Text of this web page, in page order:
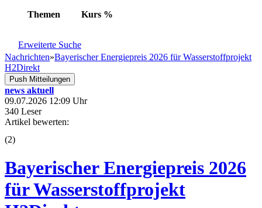
Themen Kurs %
Erweiterte Suche
Nachrichten»Bayerischer Energiepreis 2026 für Wasserstoffprojekt
H2Direkt
Push Mitteilungen
news aktuell
09.07.2026 12:09 Uhr
340 Leser
Artikel bewerten:
(2)
Bayerischer Energiepreis 2026
für Wasserstoffprojekt